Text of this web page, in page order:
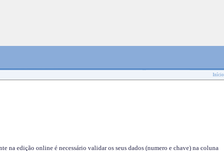
Início
na edição online é necessário validar os seus dados (numero e chave) na coluna